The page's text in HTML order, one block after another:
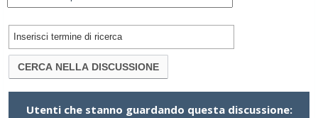
Utenti che stanno guardando questa discussione: